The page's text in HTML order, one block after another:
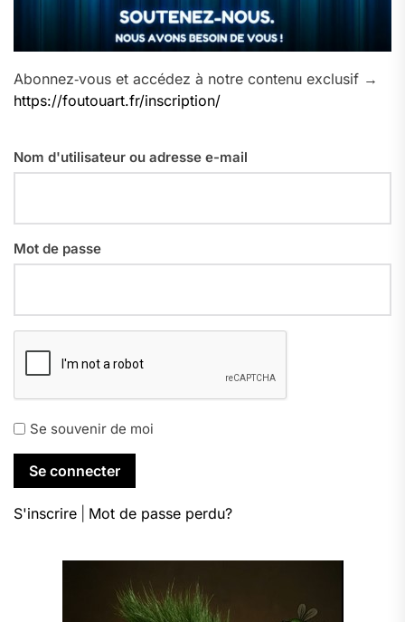
Abonnez‑vous et accédez à notre contenu exclusif →
https://foutouart.fr/inscription/
Nom d'utilisateur ou adresse e-mail
Mot de passe
Se souvenir de moi
S'inscrire Mot de passe perdu?